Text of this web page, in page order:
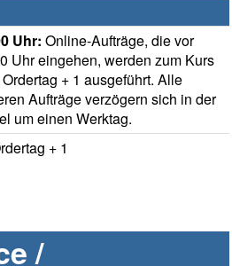
Uhr: Online-Aufträge, die vor
Uhr eingehen, werden zum Kurs
+ 1 ausgeführt. Alle
Aufträge verzögern sich in der
um einen Werktag.
+ 1
/